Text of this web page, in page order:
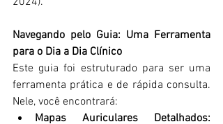
Navegando pelo Guia: Uma Ferramenta
para o Dia a Dia Clínico
Este guia foi estruturado para ser uma
ferramenta prática e de rápida consulta.
Nele, você encontrará:
Mapas Auriculares Detalhados: